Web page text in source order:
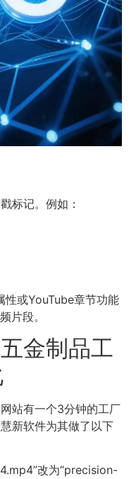
标记。例如：
或YouTube章节功能
片段。
金制品工
站有一个3分钟的工厂
新软件为其做了以下
改为“precision-